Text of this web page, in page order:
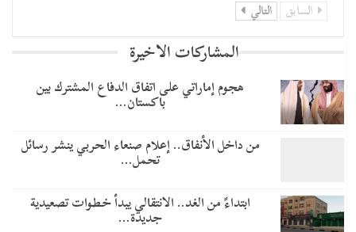
السابق التالي
المشاركات الاخيرة
هجوم إماراتي على اتفاق الدفاع المشترك بين
باكستان…
من داخل الأنفاق.. إعلام صنعاء الحربي ينشر رسائل
تحمل…
​ابتداءً من الغد.. الانتقالي يبدأ خطوات تصعيدية
جديدة…